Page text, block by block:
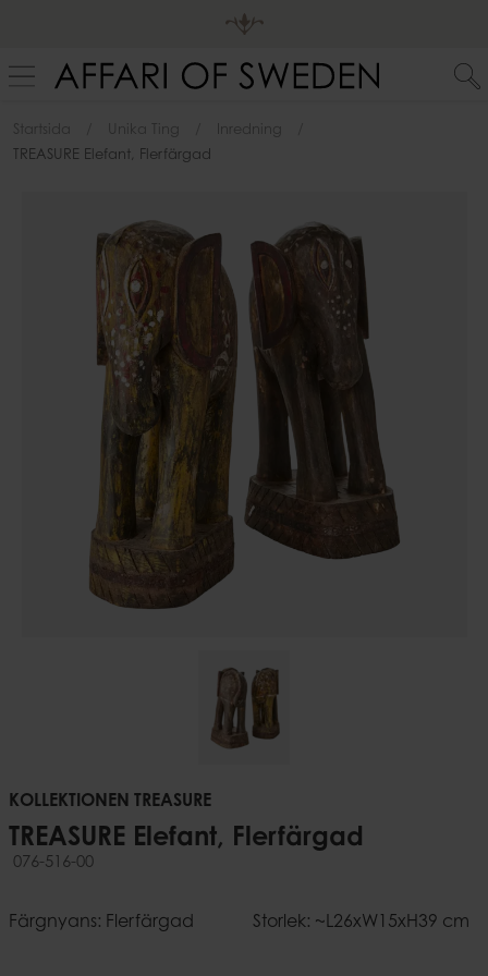
Startsida Unika Ting
Inredning
TREASURE Elefant, Flerfärgad
KOLLEKTIONEN TREASURE
TREASURE Elefant, Flerfärgad
076-516-00
Färgnyans: Flerfärgad Storlek: ~L26xW15xH39 cm